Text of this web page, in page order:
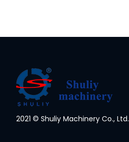
2021 © Shuliy Machinery Co., Ltd.